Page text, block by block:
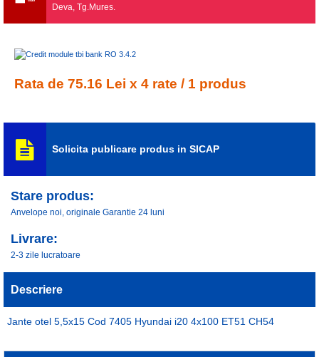
Rata de 75.16 Lei x 4 rate / 1 produs
Solicita publicare produs in SICAP
Deva, Tg.Mures.
Stare produs:
Anvelope noi, originale Garantie 24 luni
Livrare:
2-3 zile lucratoare
Descriere
Jante otel 5,5x15 Cod 7405 Hyundai i20 4x100 ET51 CH54